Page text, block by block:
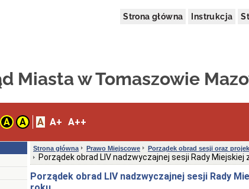
Strona główna Instrukcja
Miasta w Tomaszowie
A A A A+ A++
Strona główna Prawo Miejscowe Porządek obrad sesji oraz
Porządek obrad LIV nadzwyczajnej sesji Rady Miejskiej
Porządek obrad LIV nadzwyczajnej sesji Rady